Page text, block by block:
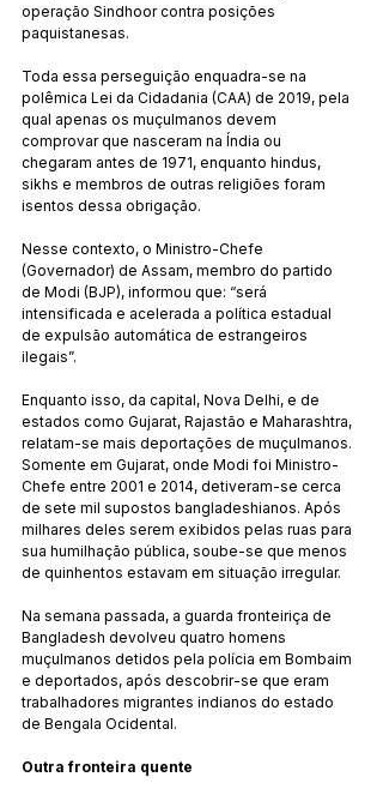
operação Sindhoor contra posições
paquistanesas.
Toda essa perseguição enquadra-se na
polêmica Lei da Cidadania (CAA) de 2019, pela
qual apenas os muçulmanos devem
comprovar que nasceram na Índia ou
chegaram antes de 1971, enquanto hindus,
sikhs e membros de outras religiões foram
isentos dessa obrigação.
Nesse contexto, o Ministro-Chefe
(Governador) de Assam, membro do partido
de Modi (BJP), informou que: “será
intensificada e acelerada a política estadual
de expulsão automática de estrangeiros
ilegais”.
Enquanto isso, da capital, Nova Delhi, e de
estados como Gujarat, Rajastão e Maharashtra,
relatam-se mais deportações de muçulmanos.
Somente em Gujarat, onde Modi foi Ministro-
Chefe entre 2001 e 2014, detiveram-se cerca
de sete mil supostos bangladeshianos. Após
milhares deles serem exibidos pelas ruas para
sua humilhação pública, soube-se que menos
de quinhentos estavam em situação irregular.
Na semana passada, a guarda fronteiriça de
Bangladesh devolveu quatro homens
muçulmanos detidos pela polícia em Bombaim
e deportados, após descobrir-se que eram
trabalhadores migrantes indianos do estado
de Bengala Ocidental.
Outra fronteira quente